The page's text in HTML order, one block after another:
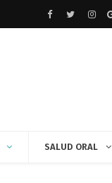
Facebook
Twitter
SALUD ORAL